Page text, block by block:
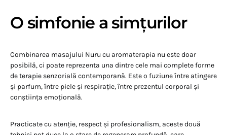
O simfonie a simțurilor
Combinarea masajului Nuru cu aromaterapia nu este doar
posibilă, ci poate reprezenta una dintre cele mai complete forme
de terapie senzorială contemporană. Este o fuziune între atingere
și parfum, între piele și respirație, între prezentul corporal și
conștiința emoțională.
Practicate cu atenție, respect și profesionalism, aceste două